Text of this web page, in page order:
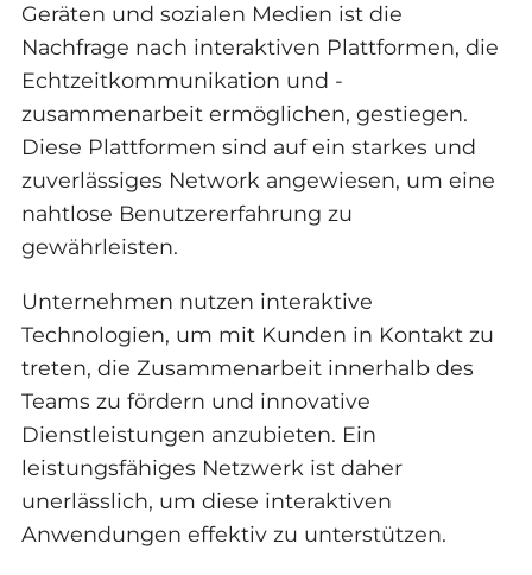
Geräten und sozialen Medien ist die
Nachfrage nach interaktiven Plattformen, die
Echtzeitkommunikation und -
zusammenarbeit ermöglichen, gestiegen.
Diese Plattformen sind auf ein starkes und
zuverlässiges Network angewiesen, um eine
nahtlose Benutzererfahrung zu
gewährleisten.
Unternehmen nutzen interaktive
Technologien, um mit Kunden in Kontakt zu
treten, die Zusammenarbeit innerhalb des
Teams zu fördern und innovative
Dienstleistungen anzubieten. Ein
leistungsfähiges Netzwerk ist daher
unerlässlich, um diese interaktiven
Anwendungen effektiv zu unterstützen.